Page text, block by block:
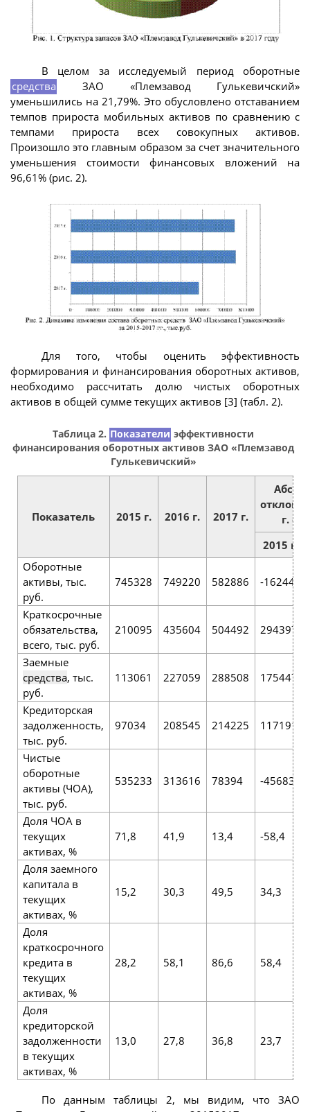
В целом за исследуемый период оборотные
средства ЗАО «Племзавод Гулькевичский»
уменьшились на 21,79%. Это обусловлено отставанием
темпов прироста мобильных активов по сравнению с
темпами прироста всех совокупных активов.
Произошло это главным образом за счет значительного
уменьшения стоимости финансовых вложений на
96,61% (рис. 2).
Для того, чтобы оценить эффективность
формирования и финансирования оборотных активов,
необходимо рассчитать долю чистых оборотных
активов в общей сумме текущих активов [3] (табл. 2).
Таблица 2. Показатели эффективности
финансирования оборотных активов ЗАО «Племзавод
Гулькевичский»
Показатель 2015 г. 2016 г. 2017 г.
г. от
2015 г.
Оборотные
активы, тыс.
руб.
745328 749220 582886 -162442
Краткосрочные
обязательства,
всего, тыс. руб.
210095 435604 504492 294397
Заемные
средства, тыс.
руб.
113061 227059 288508 175447
Кредиторская
задолженность,
тыс. руб.
97034 208545 214225 117191
Чистые
оборотные
активы (ЧОА),
тыс. руб.
535233 313616 78394 -456839
Доля ЧОА в
текущих
активах, %
71,8 41,9 13,4 -58,4
Доля заемного
капитала в
текущих
активах, %
15,2 30,3 49,5 34,3
Доля
краткосрочного
кредита в
текущих
активах, %
28,2 58,1 86,6 58,4
Доля
кредиторской
задолженности
в текущих
активах, %
13,0 27,8 36,8 23,7
По данным таблицы 2, мы видим, что ЗАО